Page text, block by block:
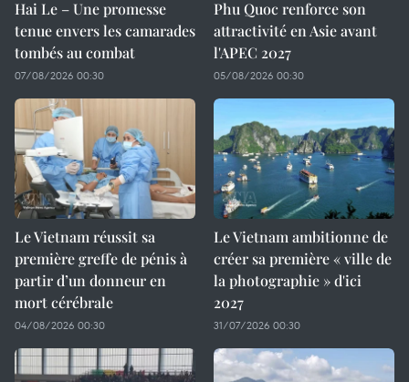
Hai Le – Une promesse
tenue envers les camarades
tombés au combat
07/08/2026 00:30
Phu Quoc renforce son
attractivité en Asie avant
l'APEC 2027
05/08/2026 00:30
Le Vietnam réussit sa
première greffe de pénis à
partir d’un donneur en
mort cérébrale
04/08/2026 00:30
Le Vietnam ambitionne de
créer sa première « ville de
la photographie » d'ici
2027
31/07/2026 00:30